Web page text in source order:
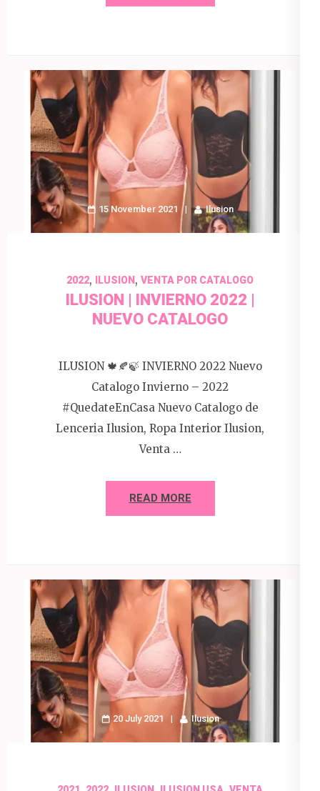
15 November 2021 Ilusion
2022, ILUSION , VENTA POR CATALOGO
ILUSION | INVIERNO 2022 |
NUEVO CATALOGO
ILUSION 🍁🍂🍃 INVIERNO 2022 Nuevo
Catalogo Invierno – 2022
#QuedateEnCasa Nuevo Catalogo de
Lenceria Ilusion, Ropa Interior Ilusion,
Venta …
READ MORE
20 July 2021 Ilusion